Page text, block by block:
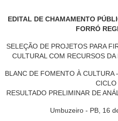
EDITAL DE CHAMAMENTO
FORRÓ
SELEÇÃO DE PROJETOS PARA
CULTURAL COM RECURSOS
BLANC DE FOMENTO À
CICLO
RESULTADO PRELIMINAR DE
Umbuzeiro - PB, 16